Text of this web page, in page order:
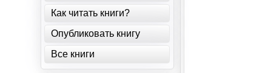
Как читать книги?
Опубликовать книгу
Все книги